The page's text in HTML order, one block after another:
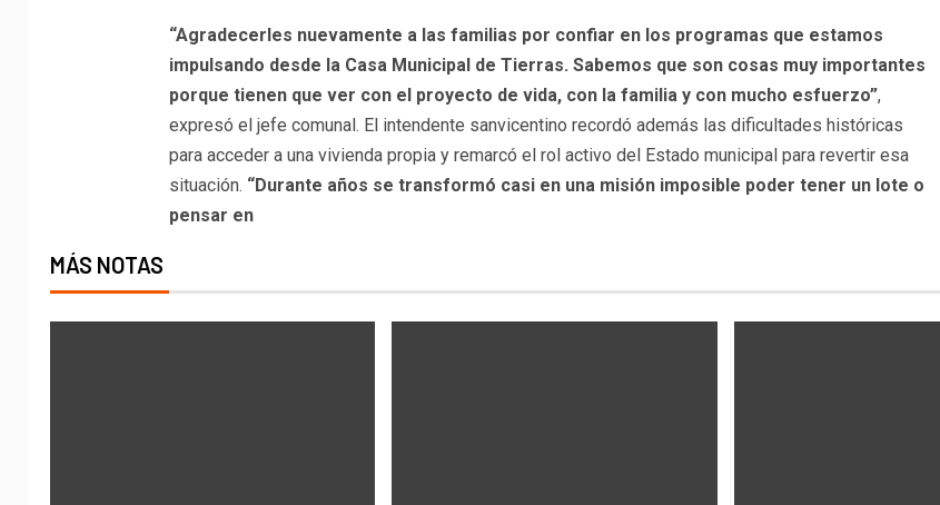
“Agradecerles nuevamente a las familias por confiar en los programas que estamos
impulsando desde la Casa Municipal de Tierras. Sabemos que son cosas muy importantes
porque tienen que ver con el proyecto de vida, con la familia y con mucho esfuerzo”,
expresó el jefe comunal. El intendente sanvicentino recordó además las dificultades históricas
para acceder a una vivienda propia y remarcó el rol activo del Estado municipal para revertir esa
situación. “Durante años se transformó casi en una misión imposible poder tener un lote o
pensar en
MÁS NOTAS